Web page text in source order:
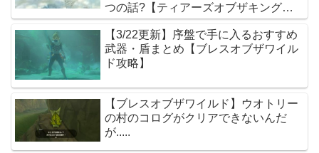
つの話?【ティアーズオブザキングダ
ム】
【3/22更新】序盤で手に入るおすすめ
武器・盾まとめ【ブレスオブザワイル
ド攻略】
【ブレスオブザワイルド】ウオトリー
の村のコログがクリアできないんだ
が.....